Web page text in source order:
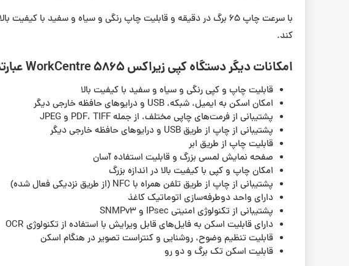
کند.
امکانات دیگر دستگاه کپی زیراکس WorkCentre 5865 عبارتند از:
قابلیت چاپ و کپی رنگی و سیاه و سفید با کیفیت بالا
امکان اسکن به ایمیل، شبکه، USB و درایوهای حافظه خارجی دیگر
پشتیبانی از فرمت‌های چاپی مختلف، از جمله PDF، TIFF و JPEG
پشتیبانی از چاپ از طریق USB و درایوهای حافظه خارجی دیگر
قابلیت چاپ از طریق ابر
صفحه نمایش لمسی بزرگ و قابلیت استفاده آسان
امکان چاپ و کپی با کیفیت بالا در اندازه بزرگ
پشتیبانی از چاپ از طریق تلفن همراه با NFC (از طریق نزدیکی فعال شده)
دارای واحد دوطرفه‌سازی اتوماتیک کاغذ
پشتیبانی از تکنولوژی امنیتی IPsec و SNMPv3
دارای قابلیت اسکن به فایل‌های قابل ویرایش با استفاده از تکنولوژی OCR
قابلیت تنظیم وضوح، روشنایی و کنتراست تصویر در هنگام اسکن
قابلیت اسکن تک برگ و دو رو